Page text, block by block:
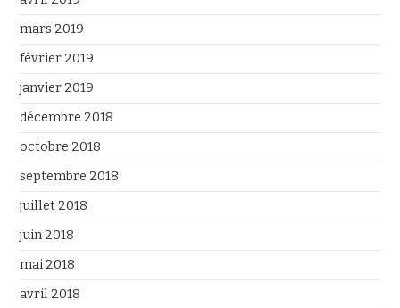
mars 2019
février 2019
janvier 2019
décembre 2018
octobre 2018
septembre 2018
juillet 2018
juin 2018
mai 2018
avril 2018